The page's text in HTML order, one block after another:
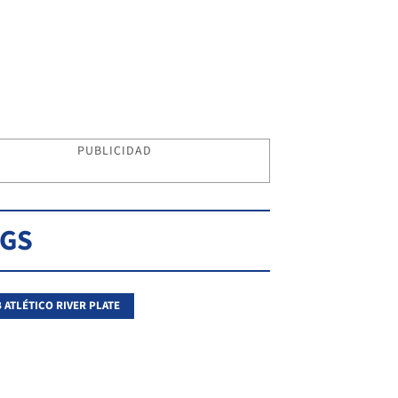
PUBLICIDAD
RIVER PLATE